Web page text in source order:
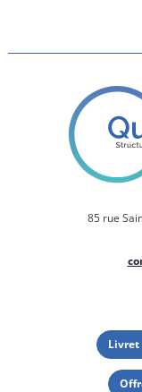
85 rue